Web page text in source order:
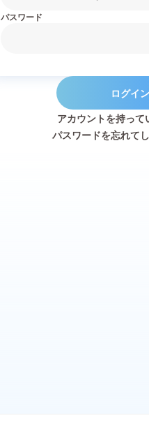
パスワード
ログイ
アカウントを持って
パスワードを忘れて